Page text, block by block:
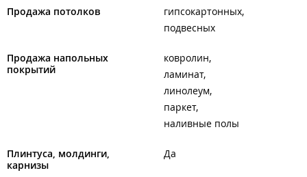
Продажа потолков
гипсокартонных
подвесных
Продажа напольных
покрытий
ковролин
ламинат
линолеум
паркет
наливные полы
Плинтуса, молдинги,
карнизы
Да